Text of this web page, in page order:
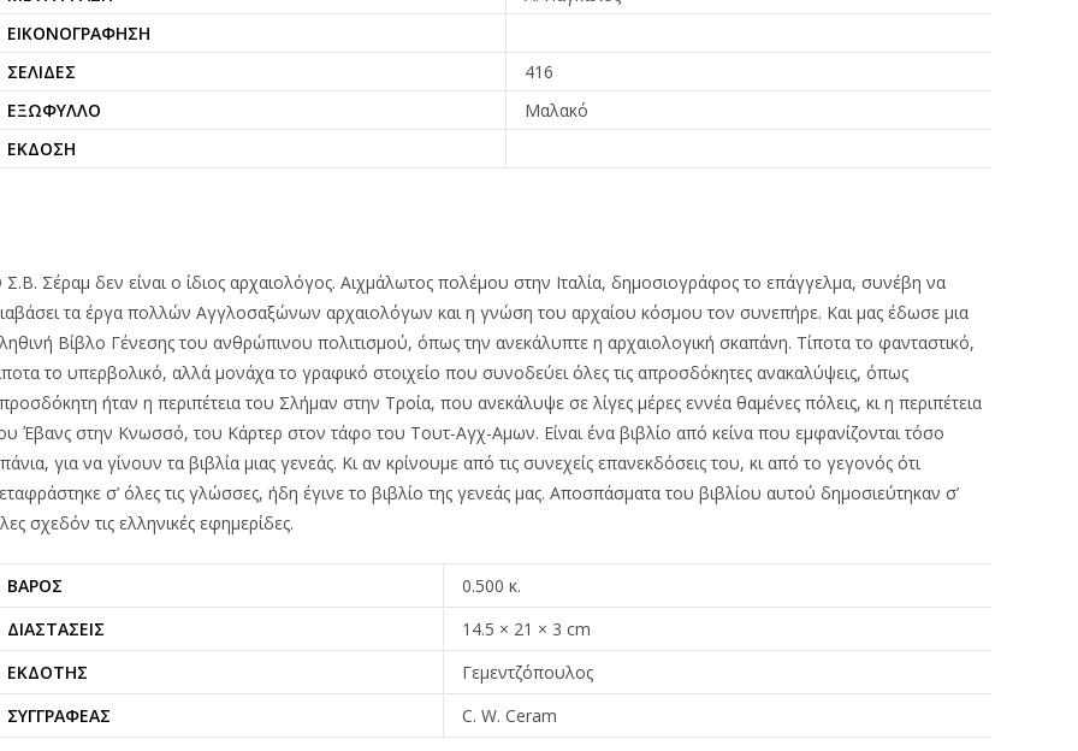
ΕΙΚΟΝΟΓΡΆΦΗΣΗ
ΣΕΛΊΔΕΣ
416
ΕΞΏΦΥΛΛΟ
Μαλακό
ΈΚΔΟΣΗ
Σέραμ δεν είναι ο ίδιος αρχαιολόγος. Αιχμάλωτος πολέμου στην Ιταλία, δημοσιογράφος το επάγγελμα, συνέβη να
τα έργα πολλών Αγγλοσαξώνων αρχαιολόγων και η γνώση του αρχαίου κόσμου τον συνεπήρε. Και μας έδωσε μια
Βίβλο Γένεσης του ανθρώπινου πολιτισμού, όπως την ανεκάλυπτε η αρχαιολογική σκαπάνη. Τίποτα το φανταστικό,
το υπερβολικό, αλλά μονάχα το γραφικό στοιχείο που συνοδεύει όλες τις απροσδόκητες ανακαλύψεις, όπως
ήταν η περιπέτεια του Σλήμαν στην Τροία, που ανεκάλυψε σε λίγες μέρες εννέα θαμένες πόλεις, κι η περιπέτεια
Έβανς στην Κνωσσό, του Κάρτερ στον τάφο του Τουτ-Αγχ-Αμων. Είναι ένα βιβλίο από κείνα που εμφανίζονται τόσο
για να γίνουν τα βιβλία μιας γενεάς. Κι αν κρίνουμε από τις συνεχείς επανεκδόσεις του, κι από το γεγονός ότι
σ’ όλες τις γλώσσες, ήδη έγινε το βιβλίο της γενεάς μας. Αποσπάσματα του βιβλίου αυτού δημοσιεύτηκαν σ’
σχεδόν τις ελληνικές εφημερίδες.
ΒΆΡΟΣ
0.500 κ.
ΔΙΑΣΤΆΣΕΙΣ
14.5 × 21 × 3 cm
ΕΚΔΌΤΗΣ
Γεμεντζόπουλος
ΣΥΓΓΡΑΦΈΑΣ
C. W. Ceram